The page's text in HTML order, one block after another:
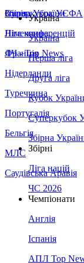
Збірна України
Італія
Німеччина
Франція
Нідерланди
Туреччина
Португалія
Бельгія
МЛС
Саудівська Аравія
Суперкубок УЄФА
Ліга конференцій
ЛЧ - Top News
Україна
Україна
Перша ліга
Друга ліга
Кубок
Суперкубок
Збірна
Збірні
Ліга націй
ЧС 2026
Чемпіонати
Англія
Іспанія
АПЛ Top